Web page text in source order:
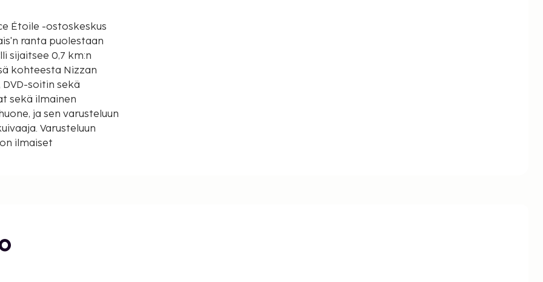
Étoile -ostoskeskus
ranta puolestaan
kohteesta Nizzan
soitin sekä
sekä ilmainen
ja sen varusteluun
Varusteluun